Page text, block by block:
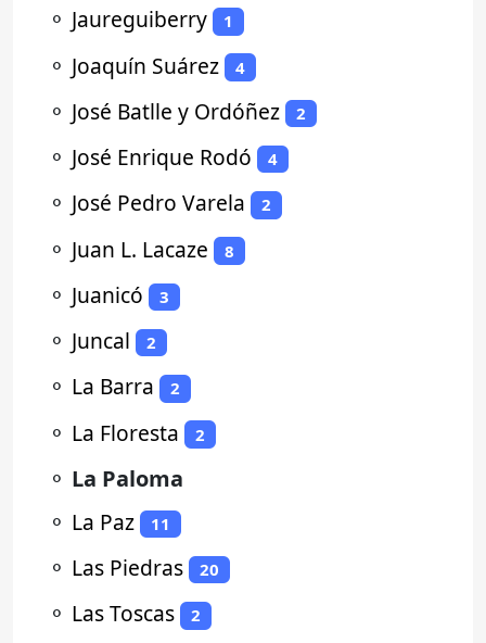
⚬ Jaureguiberry 1
⚬ Joaquín Suárez 4
⚬ José Batlle y Ordóñez 2
⚬ José Enrique Rodó 4
⚬ José Pedro Varela 2
⚬ Juan L. Lacaze 8
⚬ Juanicó 3
⚬ Juncal 2
⚬ La Barra 2
⚬ La Floresta 2
⚬ La Paloma
⚬ La Paz 11
⚬ Las Piedras 20
⚬ Las Toscas 2